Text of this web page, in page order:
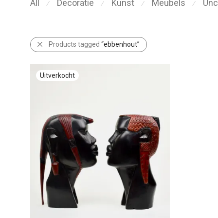
All ⁄ Decoratie ⁄ Kunst ⁄ Meubels ⁄
Products tagged “ebbenhout”